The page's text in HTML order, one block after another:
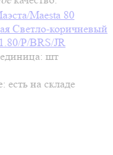
Maesta 80
Светло-коричневый
P/BRS/JR
единица: шт
есть на складе